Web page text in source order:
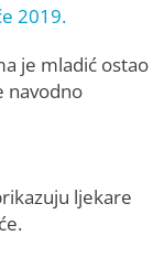
2019.
je mladić ostao
navodno
ljekare